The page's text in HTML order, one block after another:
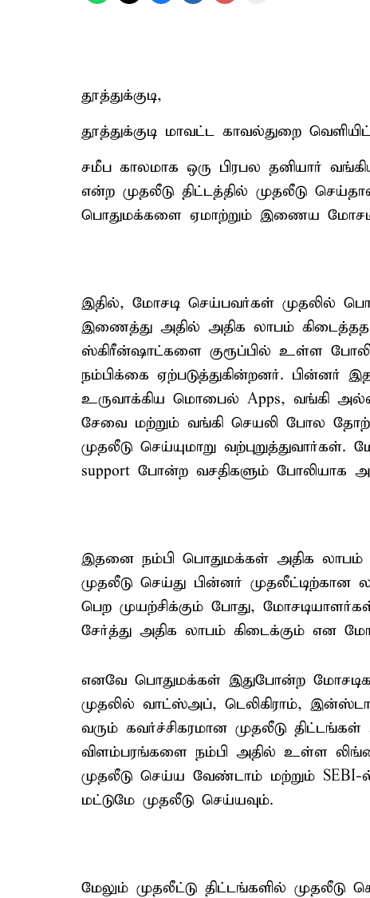
தூத்துக்குடி,
தூத்துக்குடி மாவட்ட காவல்துறை
சமீப காலமாக ஒரு பிரபல தனியார்
என்ற முதலீடு திட்டத்தில் முதலீடு
பொதுமக்களை ஏமாற்றும் இணைய மோசடி
இதில், மோசடி செய்பவர்கள் முதலில்
இணைத்து அதில் அதிக லாபம்
ஸ்கிரீன்ஷாட்களை குரூப்பில் உள்ள
நம்பிக்கை ஏற்படுத்துகின்றனர். பின்னர்
உருவாக்கிய மொபைல் Apps, வங்கி
சேவை மற்றும் வங்கி செயலி போல
முதலீடு செய்யுமாறு வற்புறுத்துவார்கள்.
support போன்ற வசதிகளும் போலியாக
இதனை நம்பி பொதுமக்கள் அதிக
முதலீடு செய்து பின்னர்
பெற முயற்சிக்கும் போது,
சேர்த்து அதிக லாபம் கிடைக்கும் என
எனவே பொதுமக்கள் இதுபோன்ற
முதலில் வாட்ஸ்அப், டெலிகிராம்,
வரும் கவர்ச்சிகரமான முதலீடு
விளம்பரங்களை நம்பி அதில் உள்ள
முதலீடு செய்ய வேண்டாம் மற்றும் SEBI-
மட்டுமே முதலீடு செய்யவும்.
மேலும் முதலீட்டு திட்டங்களில்